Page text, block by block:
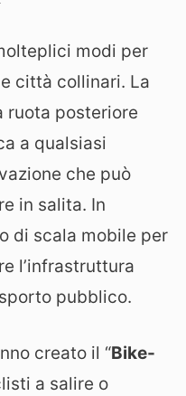
modi per
città collinari. La
ruota posteriore
a qualsiasi
che può
in salita. In
di scala mobile per
l’infrastruttura
pubblico.
creato il “Bike-
a salire o